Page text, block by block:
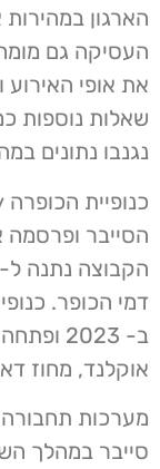
העסיקה גם
את אופי
שאלות נוספות
נגנבו נתונים
הסייבר
דמי הכופר.
ב-
אוקלנד, מחוז
מערכות
סייבר במהלך